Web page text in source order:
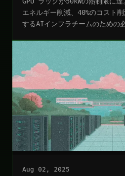
エネルギー削減、40%のコスト
するAIインフラチームのための
Aug 02, 2025